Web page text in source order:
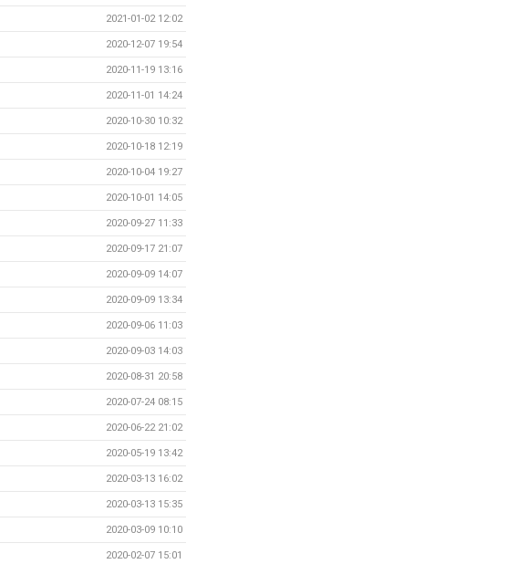
2021-01-02 12:02
2020-12-07 19:54
2020-11-19 13:16
2020-11-01 14:24
2020-10-30 10:32
2020-10-18 12:19
2020-10-04 19:27
2020-10-01 14:05
2020-09-27 11:33
2020-09-17 21:07
2020-09-09 14:07
2020-09-09 13:34
2020-09-06 11:03
2020-09-03 14:03
2020-08-31 20:58
2020-07-24 08:15
2020-06-22 21:02
2020-05-19 13:42
2020-03-13 16:02
2020-03-13 15:35
2020-03-09 10:10
2020-02-07 15:01